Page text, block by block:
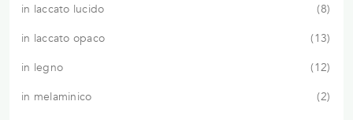
in laccato lucido
8
in laccato opaco
13
in legno
12
in melaminico
2